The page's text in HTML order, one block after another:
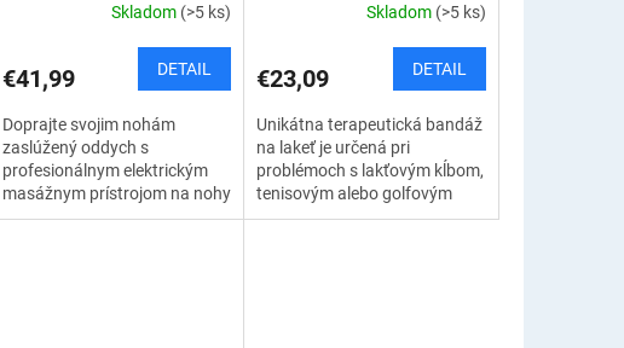
Skladom (>5 ks)
€41,99 DETAIL
Doprajte svojim nohám
zaslúžený oddych s
profesionálnym elektrickým
masážnym prístrojom na nohy
s kompresiou. Vďaka
Skladom (>5 ks)
€23,09 DETAIL
Unikátna terapeutická bandáž
na lakeť je určená pri
problémoch s lakťovým kĺbom,
tenisovým alebo golfovým
lakťom, pri bolesti a únave.